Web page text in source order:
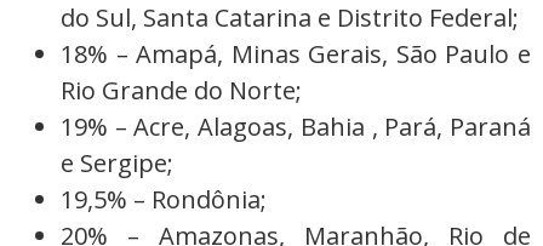
do Sul, Santa Catarina e Distrito Federal;
18% – Amapá, Minas Gerais, São Paulo e
Rio Grande do Norte;
19% – Acre, Alagoas, Bahia , Pará, Paraná
e Sergipe;
19,5% – Rondônia;
20% – Amazonas, Maranhão, Rio de